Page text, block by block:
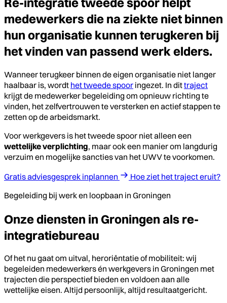
medewerkers die na ziekte niet binnen
hun organisatie kunnen terugkeren bij
het vinden van passend werk elders.
Wanneer terugkeer binnen de eigen organisatie niet langer
haalbaar is, wordt het tweede spoor ingezet. In dittraject
krijgt de medewerker begeleiding om opnieuw richting te
vinden, het zelfvertrouwen te versterken en actief stappen te
zetten op de arbeidsmarkt.
Voor werkgevers is het tweede spoor niet alleen een
wettelijke verplichting, maar ook een manier om langdurig
verzuim en mogelijke sancties van het UWV te voorkomen.
Gratis adviesgesprek inplannen
Hoe ziet het traject eruit?
Begeleiding bij werk en loopbaan in Groningen
Onze diensten in Groningen als re-
integratiebureau
Of het nu gaat om uitval, heroriëntatie of mobiliteit: wij
begeleiden medewerkers én werkgevers in Groningen met
trajecten die perspectief bieden en voldoen aan alle
wettelijke eisen. Altijd persoonlijk, altijd resultaatgericht.